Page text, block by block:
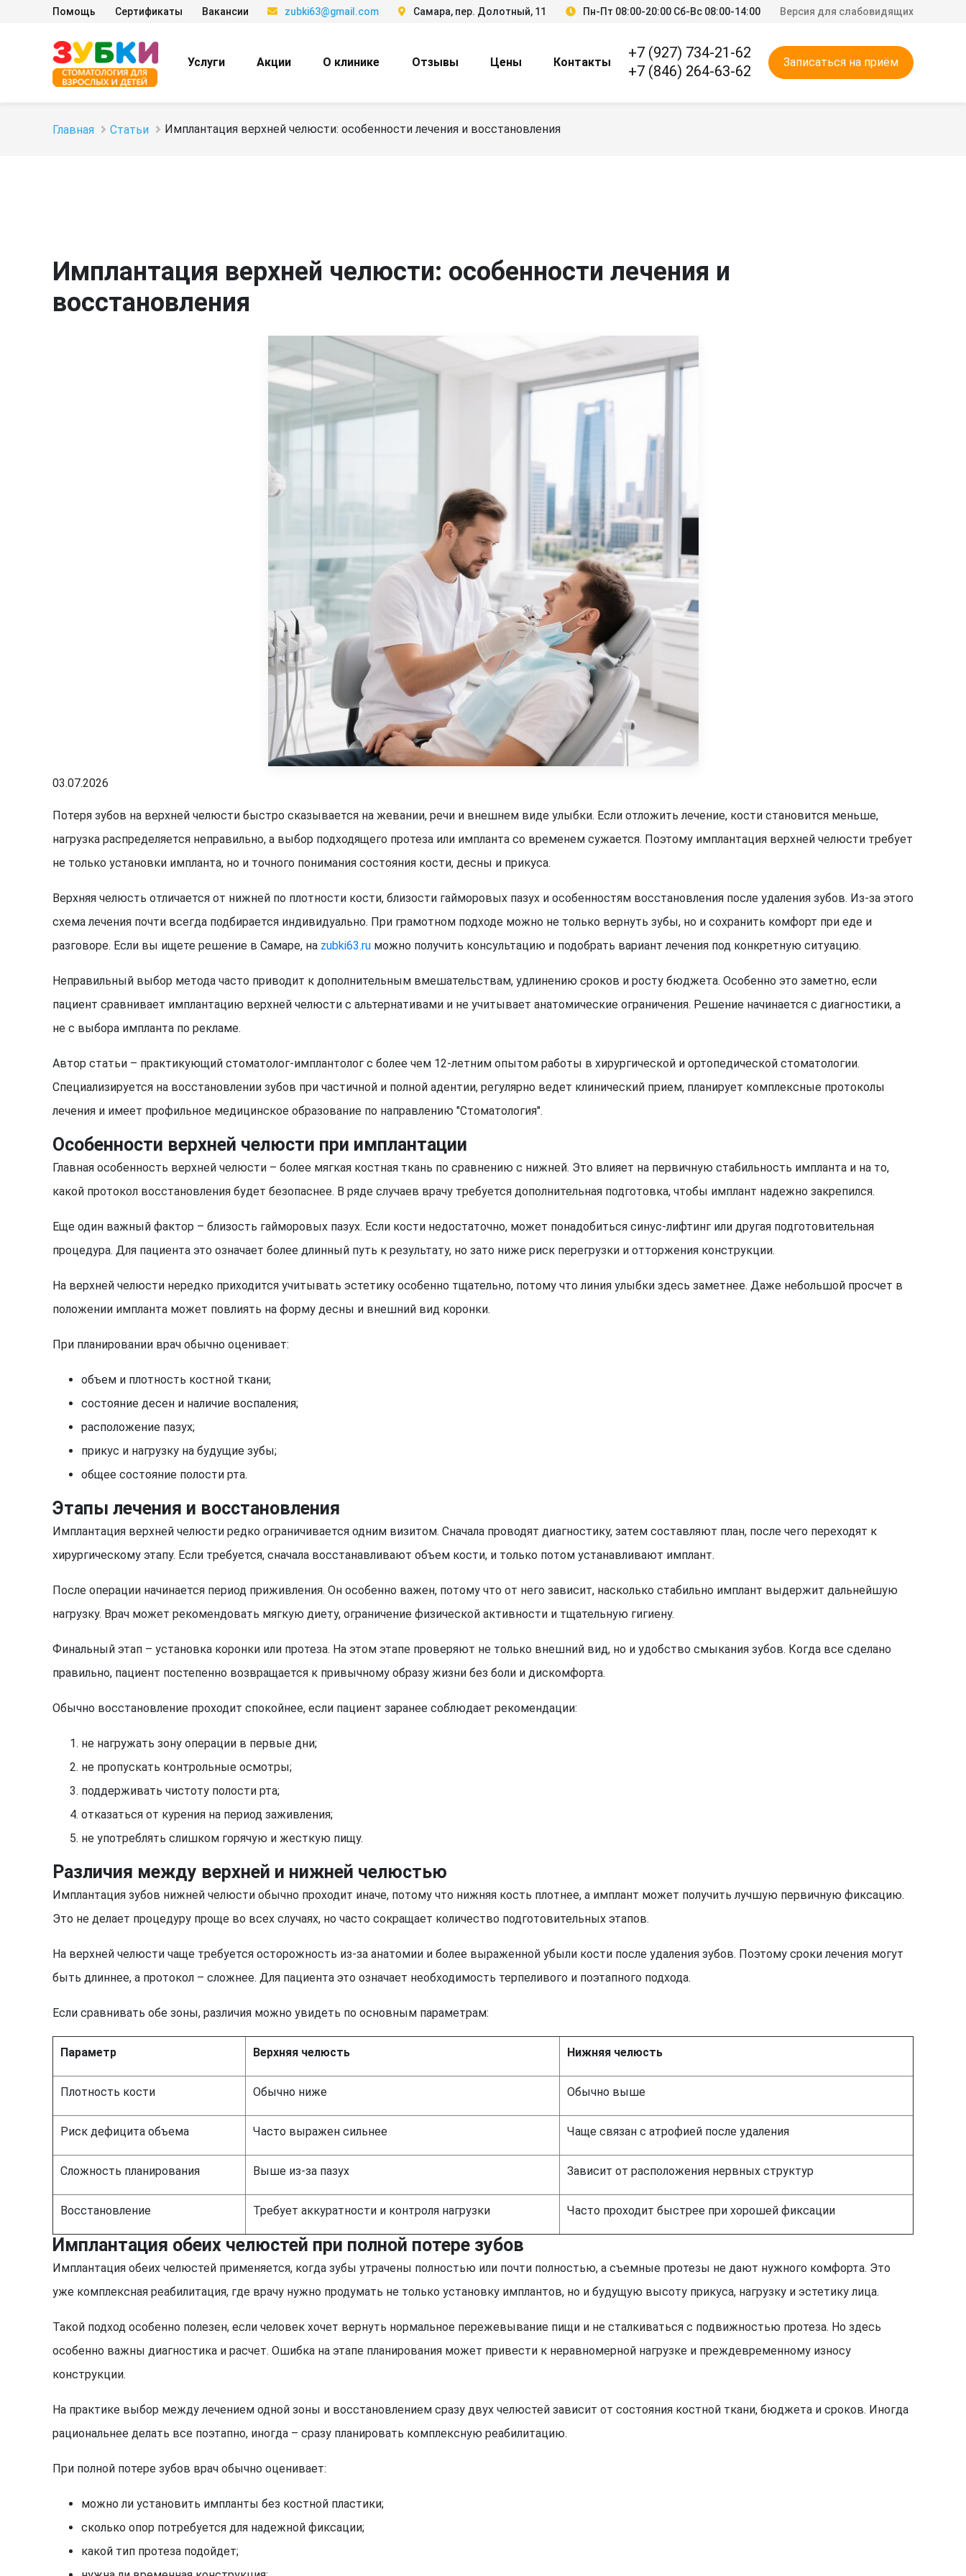
Услуги Акции О клинике Отзывы Цены Контакты
+7 (927) 734-21-62
+7 (846) 264-63-62
Записаться на приём
Помощь Сертификаты Вакансии zubki63@gmail.com Самара, пер. Долотный, 11 Пн-Пт 08:00-20:00 Сб-Вс 08:00-14:00 Версия для слабовидящих
Главная Статьи Имплантация верхней челюсти: особенности лечения и восстановления
Имплантация верхней челюсти: особенности лечения и
восстановления
03.07.2026
Потеря зубов на верхней челюсти быстро сказывается на жевании, речи и внешнем виде улыбки. Если отложить лечение, кости становится меньше,
нагрузка распределяется неправильно, а выбор подходящего протеза или импланта со временем сужается. Поэтому имплантация верхней челюсти требует
не только установки импланта, но и точного понимания состояния кости, десны и прикуса.
Верхняя челюсть отличается от нижней по плотности кости, близости гайморовых пазух и особенностям восстановления после удаления зубов. Из-за этого
схема лечения почти всегда подбирается индивидуально. При грамотном подходе можно не только вернуть зубы, но и сохранить комфорт при еде и
разговоре. Если вы ищете решение в Самаре, на zubki63.ru можно получить консультацию и подобрать вариант лечения под конкретную ситуацию.
Неправильный выбор метода часто приводит к дополнительным вмешательствам, удлинению сроков и росту бюджета. Особенно это заметно, если
пациент сравнивает имплантацию верхней челюсти с альтернативами и не учитывает анатомические ограничения. Решение начинается с диагностики, а
не с выбора импланта по рекламе.
Автор статьи – практикующий стоматолог-имплантолог с более чем 12-летним опытом работы в хирургической и ортопедической стоматологии.
Специализируется на восстановлении зубов при частичной и полной адентии, регулярно ведет клинический прием, планирует комплексные протоколы
лечения и имеет профильное медицинское образование по направлению "Стоматология".
Особенности верхней челюсти при имплантации
Главная особенность верхней челюсти – более мягкая костная ткань по сравнению с нижней. Это влияет на первичную стабильность импланта и на то,
какой протокол восстановления будет безопаснее. В ряде случаев врачу требуется дополнительная подготовка, чтобы имплант надежно закрепился.
Еще один важный фактор – близость гайморовых пазух. Если кости недостаточно, может понадобиться синус-лифтинг или другая подготовительная
процедура. Для пациента это означает более длинный путь к результату, но зато ниже риск перегрузки и отторжения конструкции.
На верхней челюсти нередко приходится учитывать эстетику особенно тщательно, потому что линия улыбки здесь заметнее. Даже небольшой просчет в
положении импланта может повлиять на форму десны и внешний вид коронки.
При планировании врач обычно оценивает:
объем и плотность костной ткани;
состояние десен и наличие воспаления;
расположение пазух;
прикус и нагрузку на будущие зубы;
общее состояние полости рта.
Этапы лечения и восстановления
Имплантация верхней челюсти редко ограничивается одним визитом. Сначала проводят диагностику, затем составляют план, после чего переходят к
хирургическому этапу. Если требуется, сначала восстанавливают объем кости, и только потом устанавливают имплант.
После операции начинается период приживления. Он особенно важен, потому что от него зависит, насколько стабильно имплант выдержит дальнейшую
нагрузку. Врач может рекомендовать мягкую диету, ограничение физической активности и тщательную гигиену.
Финальный этап – установка коронки или протеза. На этом этапе проверяют не только внешний вид, но и удобство смыкания зубов. Когда все сделано
правильно, пациент постепенно возвращается к привычному образу жизни без боли и дискомфорта.
Обычно восстановление проходит спокойнее, если пациент заранее соблюдает рекомендации:
не нагружать зону операции в первые дни;
не пропускать контрольные осмотры;
поддерживать чистоту полости рта;
отказаться от курения на период заживления;
не употреблять слишком горячую и жесткую пищу.
Различия между верхней и нижней челюстью
Имплантация зубов нижней челюсти обычно проходит иначе, потому что нижняя кость плотнее, а имплант может получить лучшую первичную фиксацию.
Это не делает процедуру проще во всех случаях, но часто сокращает количество подготовительных этапов.
На верхней челюсти чаще требуется осторожность из-за анатомии и более выраженной убыли кости после удаления зубов. Поэтому сроки лечения могут
быть длиннее, а протокол – сложнее. Для пациента это означает необходимость терпеливого и поэтапного подхода.
Если сравнивать обе зоны, различия можно увидеть по основным параметрам:
Параметр Верхняя челюсть Нижняя челюсть
Плотность кости Обычно ниже Обычно выше
Риск дефицита объема Часто выражен сильнее Чаще связан с атрофией после удаления
Сложность планирования Выше из-за пазух Зависит от расположения нервных структур
Восстановление Требует аккуратности и контроля нагрузки Часто проходит быстрее при хорошей фиксации
Имплантация обеих челюстей при полной потере зубов
Имплантация обеих челюстей применяется, когда зубы утрачены полностью или почти полностью, а съемные протезы не дают нужного комфорта. Это
уже комплексная реабилитация, где врачу нужно продумать не только установку имплантов, но и будущую высоту прикуса, нагрузку и эстетику лица.
Такой подход особенно полезен, если человек хочет вернуть нормальное пережевывание пищи и не сталкиваться с подвижностью протеза. Но здесь
особенно важны диагностика и расчет. Ошибка на этапе планирования может привести к неравномерной нагрузке и преждевременному износу
конструкции.
На практике выбор между лечением одной зоны и восстановлением сразу двух челюстей зависит от состояния костной ткани, бюджета и сроков. Иногда
рациональнее делать все поэтапно, иногда – сразу планировать комплексную реабилитацию.
При полной потере зубов врач обычно оценивает:
можно ли установить импланты без костной пластики;
сколько опор потребуется для надежной фиксации;
какой тип протеза подойдет;